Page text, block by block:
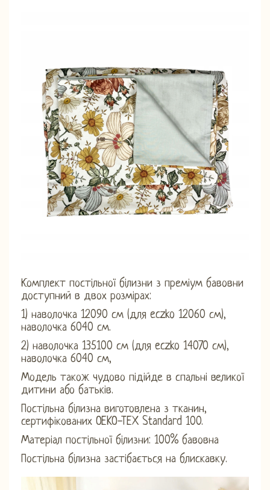
Комплект постільної білизни з преміум бавовни
доступний в двох розмірах:
1) наволочка 12090 см (для eczko 12060 см),
наволочка 6040 см.
2) наволочка 135100 см (для eczko 14070 см),
наволочка 6040 см,
Модель також чудово підійде в спальні великої
дитини або батьків.
Постільна білизна виготовлена ​​з тканин,
сертифікованих OEKO-TEX Standard 100.
Матеріал постільної білизни: 100% бавовна
Постільна білизна застібається на блискавку.